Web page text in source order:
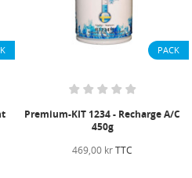
PACK
Premium-KIT 1234 - Recharge A/C
450g
469,00 krTTC